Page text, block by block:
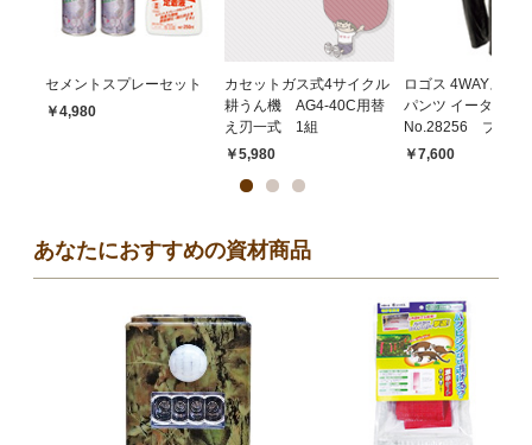
セメントスプレーセット
￥4,980
カセットガス式4サイクル
耕うん機 AG4-40C用替
え刃一式 1組
￥5,980
ロゴス 4WAYスト
パンツ イータ
No.28256 ブラッ
￥7,600
あなたにおすすめの資材商品